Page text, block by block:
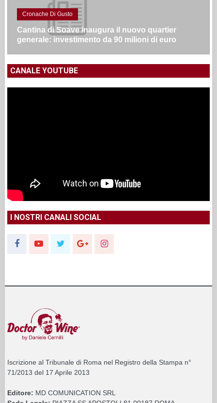
Cronache Di Gusto
Cantina di Soave inaugura il nuovo quartier
generale: investimento da 90 milioni di euro
CANALE YOUTUBE
I NOSTRI CANALI SOCIAL
Iscrizione al Tribunale di Roma nel Registro della Stampa n°
71/2013 del 17 Aprile 2013
Editore: MD COMUNICATION SRL